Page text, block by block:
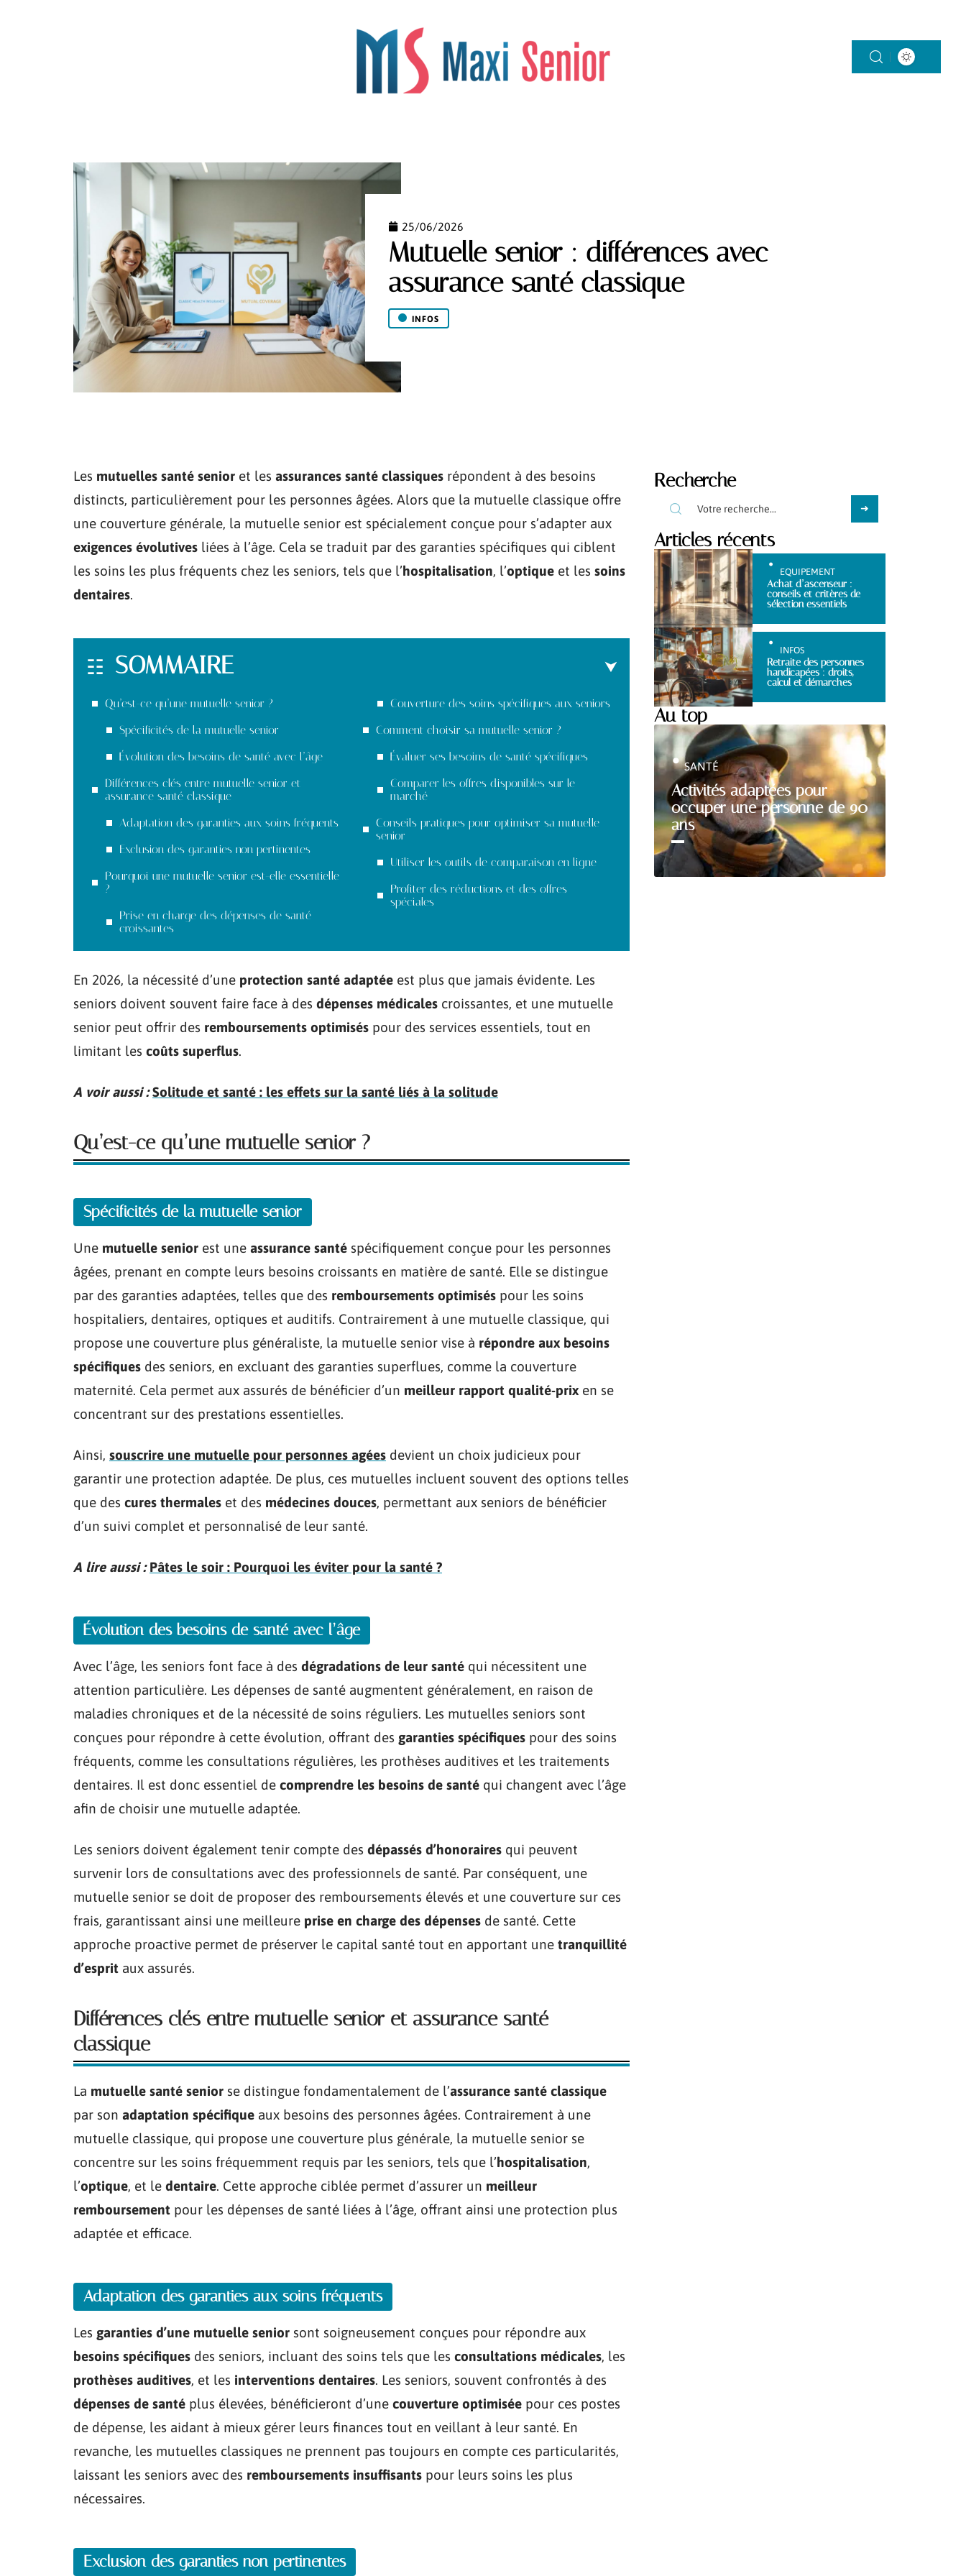
25/06/2026
Mutuelle senior : différences avec
assurance santé classique
INFOS
Les mutuelles santé senior et les assurances santé classiques répondent à des besoins
distincts, particulièrement pour les personnes âgées. Alors que la mutuelle classique offre
une couverture générale, la mutuelle senior est spécialement conçue pour s’adapter aux
exigences évolutives liées à l’âge. Cela se traduit par des garanties spécifiques qui ciblent
les soins les plus fréquents chez les seniors, tels que l’hospitalisation, l’optique et les soins
dentaires.
SOMMAIRE
Qu’est-ce qu’une mutuelle senior ?
Spécificités de la mutuelle senior
Évolution des besoins de santé avec l’âge
Différences clés entre mutuelle senior et
assurance santé classique
Adaptation des garanties aux soins fréquents
Exclusion des garanties non pertinentes
Pourquoi une mutuelle senior est-elle essentielle
?
Prise en charge des dépenses de santé
croissantes
Couverture des soins spécifiques aux seniors
Comment choisir sa mutuelle senior ?
Évaluer ses besoins de santé spécifiques
Comparer les offres disponibles sur le
marché
Conseils pratiques pour optimiser sa mutuelle
senior
Utiliser les outils de comparaison en ligne
Profiter des réductions et des offres
spéciales
En 2026, la nécessité d’une protection santé adaptée est plus que jamais évidente. Les
seniors doivent souvent faire face à des dépenses médicales croissantes, et une mutuelle
senior peut offrir des remboursements optimisés pour des services essentiels, tout en
limitant les coûts superflus.
A voir aussi : Solitude et santé : les effets sur la santé liés à la solitude
Qu’est-ce qu’une mutuelle senior ?
Spécificités de la mutuelle senior
Une mutuelle senior est une assurance santé spécifiquement conçue pour les personnes
âgées, prenant en compte leurs besoins croissants en matière de santé. Elle se distingue
par des garanties adaptées, telles que des remboursements optimisés pour les soins
hospitaliers, dentaires, optiques et auditifs. Contrairement à une mutuelle classique, qui
propose une couverture plus généraliste, la mutuelle senior vise à répondre aux besoins
spécifiques des seniors, en excluant des garanties superflues, comme la couverture
maternité. Cela permet aux assurés de bénéficier d’un meilleur rapport qualité-prix en se
concentrant sur des prestations essentielles.
Ainsi, souscrire une mutuelle pour personnes agées devient un choix judicieux pour
garantir une protection adaptée. De plus, ces mutuelles incluent souvent des options telles
que des cures thermales et des médecines douces, permettant aux seniors de bénéficier
d’un suivi complet et personnalisé de leur santé.
A lire aussi : Pâtes le soir : Pourquoi les éviter pour la santé ?
Évolution des besoins de santé avec l’âge
Avec l’âge, les seniors font face à des dégradations de leur santé qui nécessitent une
attention particulière. Les dépenses de santé augmentent généralement, en raison de
maladies chroniques et de la nécessité de soins réguliers. Les mutuelles seniors sont
conçues pour répondre à cette évolution, offrant des garanties spécifiques pour des soins
fréquents, comme les consultations régulières, les prothèses auditives et les traitements
dentaires. Il est donc essentiel de comprendre les besoins de santé qui changent avec l’âge
afin de choisir une mutuelle adaptée.
Les seniors doivent également tenir compte des dépassés d’honoraires qui peuvent
survenir lors de consultations avec des professionnels de santé. Par conséquent, une
mutuelle senior se doit de proposer des remboursements élevés et une couverture sur ces
frais, garantissant ainsi une meilleure prise en charge des dépenses de santé. Cette
approche proactive permet de préserver le capital santé tout en apportant une tranquillité
d’esprit aux assurés.
Différences clés entre mutuelle senior et assurance santé
classique
La mutuelle santé senior se distingue fondamentalement de l’assurance santé classique
par son adaptation spécifique aux besoins des personnes âgées. Contrairement à une
mutuelle classique, qui propose une couverture plus générale, la mutuelle senior se
concentre sur les soins fréquemment requis par les seniors, tels que l’hospitalisation,
l’optique, et le dentaire. Cette approche ciblée permet d’assurer un meilleur
remboursement pour les dépenses de santé liées à l’âge, offrant ainsi une protection plus
adaptée et efficace.
Adaptation des garanties aux soins fréquents
Les garanties d’une mutuelle senior sont soigneusement conçues pour répondre aux
besoins spécifiques des seniors, incluant des soins tels que les consultations médicales, les
prothèses auditives, et les interventions dentaires. Les seniors, souvent confrontés à des
dépenses de santé plus élevées, bénéficieront d’une couverture optimisée pour ces postes
de dépense, les aidant à mieux gérer leurs finances tout en veillant à leur santé. En
revanche, les mutuelles classiques ne prennent pas toujours en compte ces particularités,
laissant les seniors avec des remboursements insuffisants pour leurs soins les plus
nécessaires.
Exclusion des garanties non pertinentes
Recherche
Articles récents
EQUIPEMENT
Achat d’ascenseur :
conseils et critères de
sélection essentiels
INFOS
Retraite des personnes
handicapées : droits,
calcul et démarches
Au top
Activités adaptées pour
occuper une personne de 90
ans
SANTÉ